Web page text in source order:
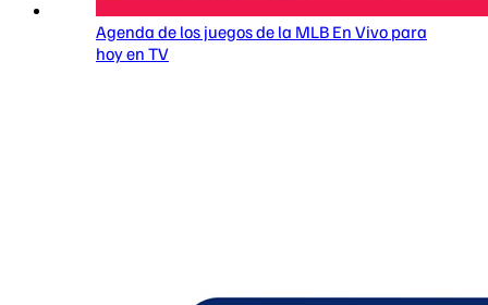
Agenda de los juegos de la MLB En Vivo para
hoy en TV